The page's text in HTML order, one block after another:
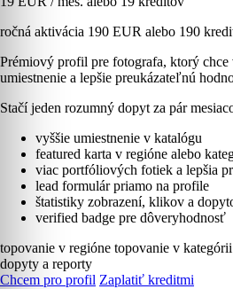
ročná aktivácia 190 EUR alebo 190
Prémiový profil pre fotografa, ktorý chce
umiestnenie a lepšie preukázateľnú
Stačí jeden rozumný dopyt za pár
vyššie umiestnenie v katalógu
featured karta v regióne alebo
viac portfóliových fotiek a lepšia
lead formulár priamo na profile
štatistiky zobrazení, klikov a
verified badge pre dôveryhodnosť
topovanie v regióne topovanie v kategórii
dopyty a reporty
Chcem pro profil Zaplatiť kreditmi